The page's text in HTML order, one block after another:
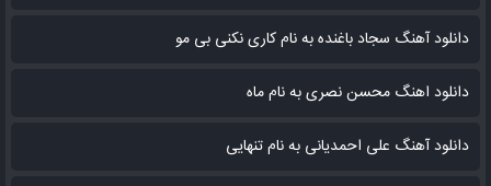
دانلود آهنگ سجاد باغنده به نام کاری نکنی بی مو
دانلود اهنگ محسن نصری به نام‌ ماه
دانلود آهنگ علی احمدیانی به نام تنهایی